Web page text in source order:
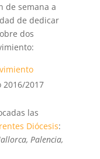
de semana a
de dedicar
dos
2017
las
Diócesis:
Palencia,